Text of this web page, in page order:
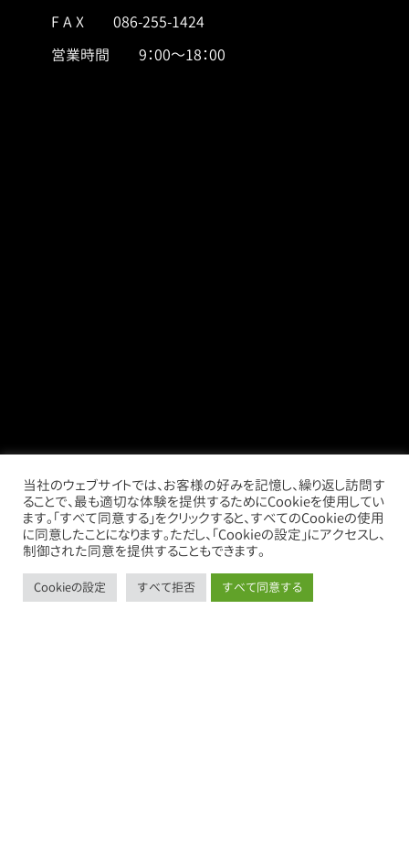
F A X 086-255-1424
営業時間 9：00～18：00
call mail store
当社のウェブサイトでは、お客様の好みを記憶し、繰り返し訪問す
ることで、最も適切な体験を提供するためにCookieを使用してい
ます。「すべて同意する」をクリックすると、すべてのCookieの使用
に同意したことになります。ただし、「Cookieの設定」にアクセスし、
制御された同意を提供することもできます。
Cookieの設定 すべて拒否 すべて同意する